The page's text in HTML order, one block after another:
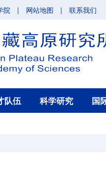
院 | 网站地图 | 联系我们
队伍 科学研究 国